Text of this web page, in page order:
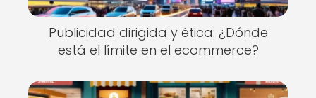
Publicidad dirigida y ética: ¿Dónde
está el límite en el ecommerce?